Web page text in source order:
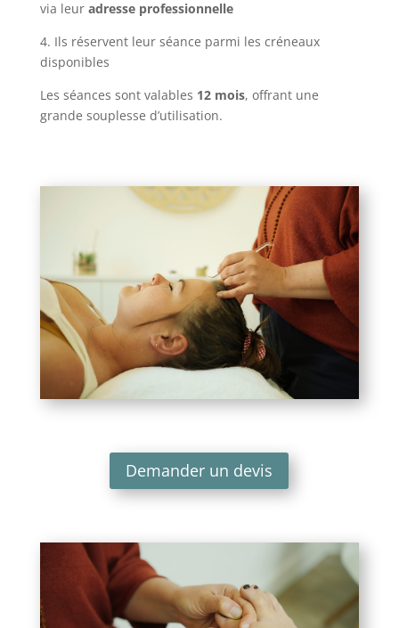
via leur adresse professionnelle
4. Ils réservent leur séance parmi les créneaux
disponibles
Les séances sont valables 12 mois, offrant une
grande souplesse d’utilisation.
Demander un devis